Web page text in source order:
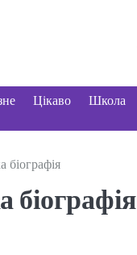
Цікаво Школа
біографія
біографія